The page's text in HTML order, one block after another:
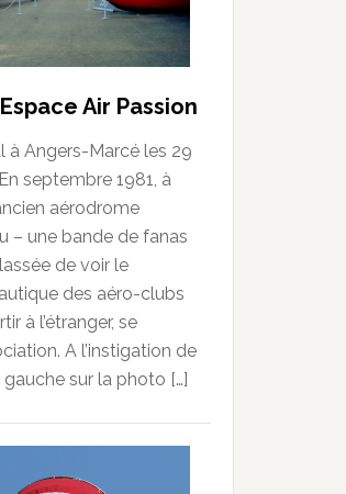
Air Passion
à Angers-Marcé les 29
septembre 1981, à
aérodrome
– une bande de fanas
de voir le
des aéro-clubs
à l’étranger, se
A l’instigation de
sur la photo […]